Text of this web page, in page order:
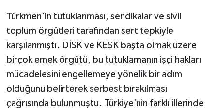
Türkmen’in tutuklanması, sendikalar ve sivil
toplum örgütleri tarafından sert tepkiyle
karşılanmıştı. DİSK ve KESK başta olmak üzere
birçok emek örgütü, bu tutuklamanın işçi hakları
mücadelesini engellemeye yönelik bir adım
olduğunu belirterek serbest bırakılması
çağrısında bulunmuştu. Türkiye’nin farklı illerinde